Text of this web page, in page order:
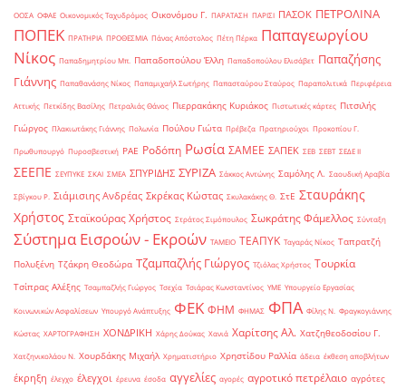
ΟΟΣΑ ΟΦΑΕ Οικονομικός Ταχυδρόμος Οικονόμου Γ. ΠΑΡΑΤΑΣΗ ΠΑΡΙΣΙ ΠΑΣΟΚ ΠΕΤΡΟΛΙΝΑ
ΠΟΠΕΚ ΠΡΑΤΗΡΙΑ ΠΡΟΘΕΣΜΙΑ Πάνας Απόστολος Πέτη Πέρκα Παπαγεωργίου
Νίκος Παπαδημητρίου Μπ. Παπαδοπούλου Έλλη Παπαδοπούλου Ελισάβετ Παπαζήσης
Γιάννης Παπαθανάσης Νίκος Παπαμιχαήλ Σωτήρης Παπασταύρου Σταύρος Παραπολιτικά Περιφέρεια
Αττικής Πετκίδης Βασίλης Πετραλιάς Θάνος Πιερρακάκης Κυριάκος Πιστωτικές κάρτες Πιτσιλής
Γιώργος Πλακιωτάκης Γιάννης Πολωνία Πούλου Γιώτα Πρέβεζα Πρατηριούχοι Προκοπίου Γ.
Πρωθυπουργό Πυροσβεστική ΡΑΕ Ροδόπη Ρωσία ΣΑΜΕΕ ΣΑΠΕΚ ΣΕΒ ΣΕΒΤ ΣΕΔΕ ΙΙ
ΣΕΕΠΕ ΣΕΥΠΥΚΕ ΣΚΑΙ ΣΜΕΑ ΣΠΥΡΙΔΗΣ ΣΥΡΙΖΑ Σάκκος Αντώνης Σαμόλης Λ. Σαουδική Αραβία
Σβίγκου Ρ. Σιάμισιης Ανδρέας Σκρέκας Κώστας Σκυλακάκης Θ. ΣτΕ Σταυράκης
Χρήστος Σταϊκούρας Χρήστος Στράτος Σιμόπουλος Σωκράτης Φάμελλος Σύνταξη
Σύστημα Εισροών - Εκροών ΤΑΜΕΙΟ ΤΕΑΠΥΚ Ταγαράς Νίκος Ταπρατζή
Πολυξένη Τζάκρη Θεοδώρα Τζαμπαζλής Γιώργος Τζιόλας Χρήστος Τουρκία
Τσίπρας Αλέξης Τσαμπαζλής Γιώργος Τσεχία Τσιάρας Κωνσταντίνος ΥΜΕ Υπουργείο Εργασίας
Κοινωνικών Ασφαλίσεων Υπουργό Ανάπτυξης ΦΕΚ ΦΗΜ ΦΗΜΑΣ ΦΠΑ Φίλης Ν. Φραγκογιάννης
Κώστας ΧΑΡΤΟΓΡΑΦΗΣΗ ΧΟΝΔΡΙΚΗ Χάρης Δούκας Χανιά Χαρίτσης Αλ. Χατζηθεοδοσίου Γ.
Χατζηνικολάου Ν. Χουρδάκης Μιχαήλ Χρηματιστήριο Χρηστίδου Ραλλία άδεια έκθεση αποβλήτων
έκρηξη έλεγχο έλεγχοι έρευνα έσοδα αγγελίες αγορές αγροτικό πετρέλαιο αγρότες